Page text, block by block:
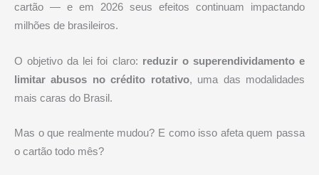
cartão — e em 2026 seus efeitos continuam impactando
milhões de brasileiros.
O objetivo da lei foi claro: reduzir o superendividamento e
limitar abusos no crédito rotativo, uma das modalidades
mais caras do Brasil.
Mas o que realmente mudou? E como isso afeta quem passa
o cartão todo mês?